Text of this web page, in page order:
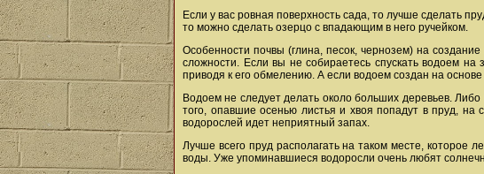
Если у вас ровная поверхность сада, то лучше сделать
то можно сделать озерцо с впадающим в него ручейком.
Особенности почвы (глина, песок, чернозем) на
сложности. Если вы не собираетесь спускать водоем
приводя к его обмелению. А если водоем создан на
Водоем не следует делать около больших деревьев.
того, опавшие осенью листья и хвоя попадут в пруд, на
водорослей идет неприятный запах.
Лучше всего пруд располагать на таком месте, которое
воды. Уже упоминавшиеся водоросли очень любят